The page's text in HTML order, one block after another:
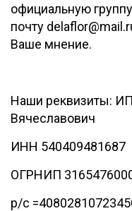
официальную
почту
Ваше мнение.
Наши реквизиты:
Вячеславович
ИНН 540409481687
ОГРНИП
р/с